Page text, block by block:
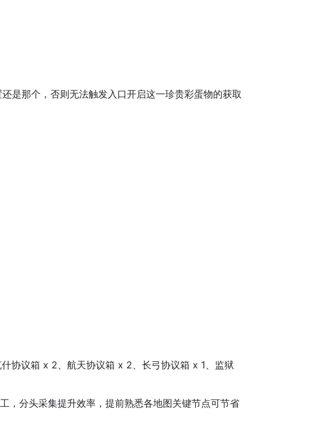
那个，否则无法触发入口开启这一珍贵彩蛋物的获取
协议箱 x 2、航天协议箱 x 2、长弓协议箱 x 1、监狱
分头采集提升效率，提前熟悉各地图关键节点可节省